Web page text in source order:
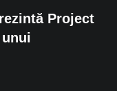
Project